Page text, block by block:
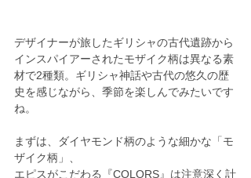
デザイナーが旅したギリシャの古代遺跡から
インスパイアーされたモザイク柄は異なる素
材で2種類。ギリシャ神話や古代の悠久の歴
史を感じながら、季節を楽しんでみたいです
ね。
まずは、ダイヤモンド柄のような細かな「モ
ザイク柄」、
エピスがこだわる『COLORS』は注意深く計